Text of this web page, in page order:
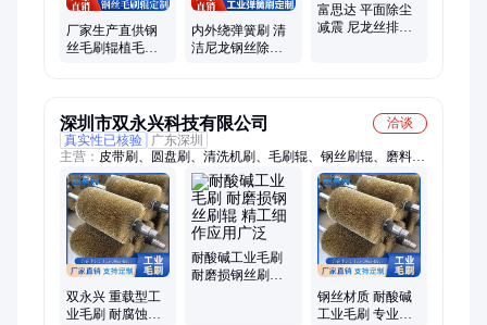
厂家生产直供钢
丝毛刷辊植毛滚
内外绕弹簧刷 清
洁尼龙钢丝除锈
富思达 平面除尘
减震 尼龙丝排刷
深圳市双永兴科技有限公司
洽谈
真实性已核验
广东深圳
主营： 皮带刷、圆盘刷、清洗机刷、毛刷辊、钢丝刷辊、磨料毛
刷、组合毛刷、工业毛刷、尼龙毛刷、空心除尘毛刷、工业机械
刷
双永兴 重载型工
业毛刷 耐腐蚀钢
耐酸碱工业毛刷
耐磨损钢丝刷辊
钢丝材质 耐酸碱
工业毛刷 专业工